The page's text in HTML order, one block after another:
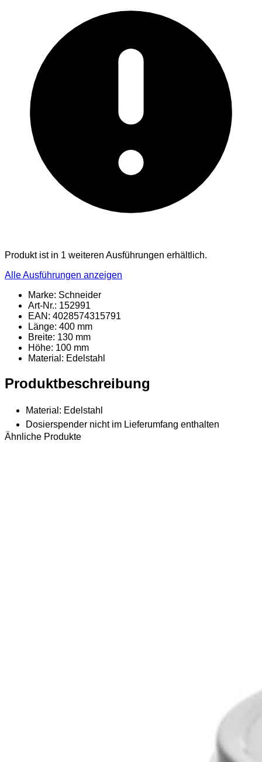
Produkt ist in 1 weiteren Ausführungen erhältlich.
Alle Ausführungen anzeigen
Marke: Schneider
Art-Nr.: 152991
EAN: 4028574315791
Länge: 400 mm
Breite: 130 mm
Höhe: 100 mm
Material : Edelstahl
Produktbeschreibung
Material: Edelstahl
Dosierspender nicht im Lieferumfang enthalten
Ähnliche Produkte